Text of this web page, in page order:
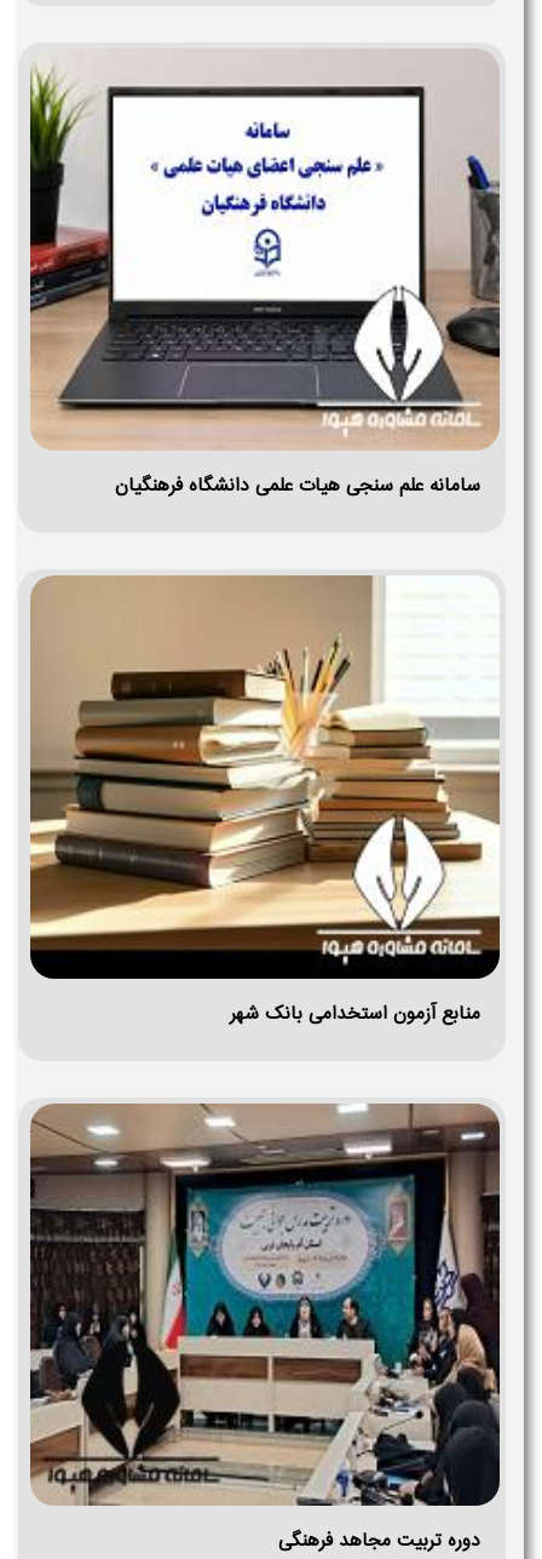
سامانه علم سنجی هیات علمی دانشگاه فرهنگیان
منابع آزمون استخدامی بانک شهر
دوره تربیت مجاهد فرهنگی